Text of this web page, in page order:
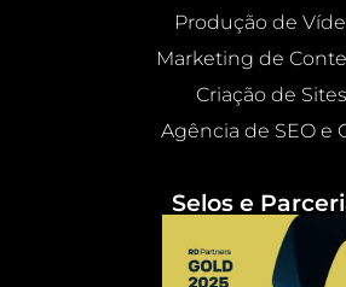
Produção de
Marketing de
Criação de Sites
Agência de SEO e
Selos e